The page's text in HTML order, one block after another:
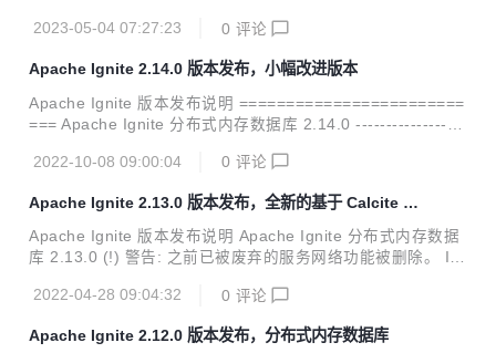
（ThreadPoolMXBean、CacheGroupMetricsMXBean、Ca
orageMetricsMXBean、DataRegionMetricsMXBean）； 删
除了多余的ignite-spring模块的ignite-indexing模块依赖，...
2023-05-04 07:27:23 0 评论
Apache Ignite 2.14.0 版本发布，小幅改进版本
Apache Ignite 版本发布说明 ========================
=== Apache Ignite 分布式内存数据库 2.14.0 ------------------
OCAL模式； * 删除了scalar模块。 Ignite: * 新增了CDC的二
索引重建的命令； * 瘦客户端的分区感知新增了对自定义关联
映射函数的支持； * 新增了快照创建操作指标； * 控制脚本和
JMX新增了获取快照状态的命...
2022-10-08 09:00:04 0 评论
Apache Ignite 2.13.0 版本发布，全新的基于 Calcite 的
SQL 引擎
Apache Ignite 版本发布说明 Apache Ignite 分布式内存数据
库 2.13.0 (!) 警告: 之前已被废弃的服务网络功能被删除。 Ig
照文件的速率； 启动时新增CDC硬链接检查； 在Calcite查询
程中新增JMX的管理接口和指标输出； 新增重建损坏索引的
2022-04-28 09:04:32 0 评论
Apache Ignite 2.12.0 版本发布，分布式内存数据库